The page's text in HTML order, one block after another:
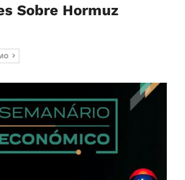
Sobre Hormuz